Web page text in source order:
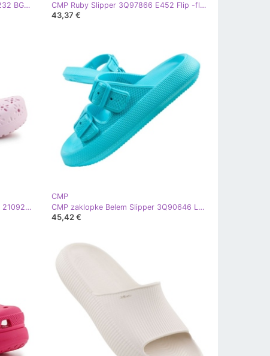
Ženska Ipanema Diversa Slidel 27232 BG830 Crni flip -flops crna
CMP Ruby Slipper 3Q97866 E452 Flip -flops zelena
43,37 €
Crocs Classic Cvjetni izrezani kluc 210927-6W ružičasta
CMP
CMP zaklopke Belem Slipper 3Q90646 L915 plava
45,42 €